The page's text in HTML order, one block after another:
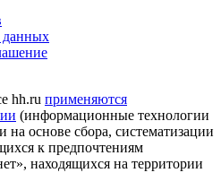
данных
hh.ru применяются
(информационные технологии
основе сбора, систематизации
к предпочтениям
находящихся на территории